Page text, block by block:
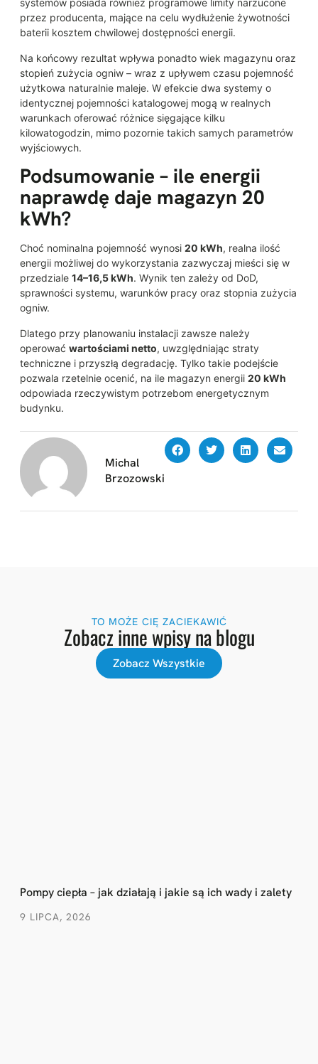
systemów posiada również programowe limity narzucone
przez producenta, mające na celu wydłużenie żywotności
baterii kosztem chwilowej dostępności energii.
Na końcowy rezultat wpływa ponadto wiek magazynu oraz
stopień zużycia ogniw – wraz z upływem czasu pojemność
użytkowa naturalnie maleje. W efekcie dwa systemy o
identycznej pojemności katalogowej mogą w realnych
warunkach oferować różnice sięgające kilku
kilowatogodzin, mimo pozornie takich samych parametrów
wyjściowych.
Podsumowanie – ile energii
naprawdę daje magazyn 20
kWh?
Choć nominalna pojemność wynosi 20 kWh, realna ilość
energii możliwej do wykorzystania zazwyczaj mieści się w
przedziale 14–16,5 kWh. Wynik ten zależy od DoD,
sprawności systemu, warunków pracy oraz stopnia zużycia
ogniw.
Dlatego przy planowaniu instalacji zawsze należy
operować wartościami netto, uwzględniając straty
techniczne i przyszłą degradację. Tylko takie podejście
pozwala rzetelnie ocenić, na ile magazyn energii 20 kWh
odpowiada rzeczywistym potrzebom energetycznym
budynku.
Michal
Brzozowski
TO MOŻE CIĘ ZACIEKAWIĆ
Zobacz inne wpisy na blogu
Zobacz Wszystkie
Pompy ciepła – jak działają i jakie są ich wady i zalety
9 LIPCA, 2026